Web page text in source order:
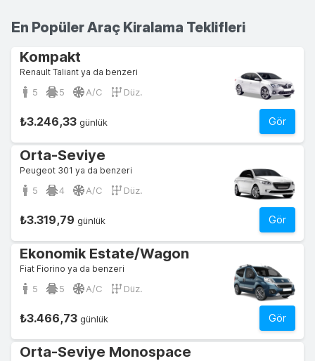
En Popüler Araç Kiralama Teklifleri
Kompakt
Renault Taliant ya da benzeri
5 5 A/C Düz.
Gör
₺3.246,33 günlük
Orta-Seviye
Peugeot 301 ya da benzeri
5 4 A/C Düz.
Gör
₺3.319,79 günlük
Ekonomik Estate/Wagon
Fiat Fiorino ya da benzeri
5 5 A/C Düz.
Gör
₺3.466,73 günlük
Orta-Seviye Monospace